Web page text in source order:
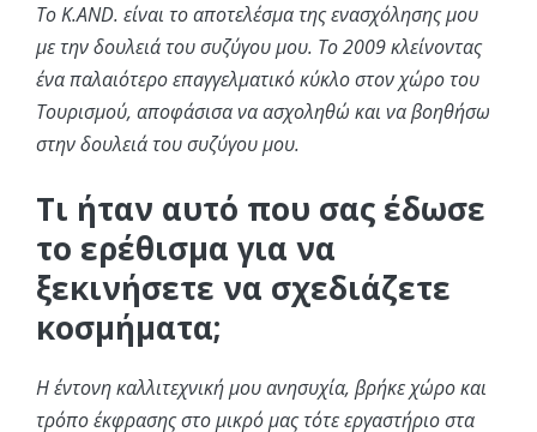
Το K.AND. είναι το αποτελέσμα της ενασχόλησης μου
με την δουλειά του συζύγου μου. Το 2009 κλείνοντας
ένα παλαιότερο επaγγελματικό κύκλο στον χώρο του
Τουρισμού, αποφάσισα να ασχοληθώ και να βοηθήσω
στην δουλειά του συζύγου μου.
Τι ήταν αυτό που σας έδωσε
το ερέθισμα για να
ξεκινήσετε να σχεδιάζετε
κοσμήματα;
Η έντονη καλλιτεχνική μου ανησυχία, βρήκε χώρο και
τρόπο έκφρασης στο μικρό μας τότε εργαστήριο στα